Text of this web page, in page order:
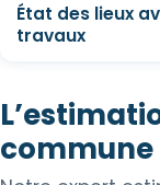
État des lieux
travaux
commune